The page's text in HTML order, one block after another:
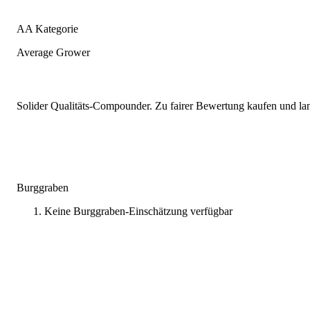
AA Kategorie
Average Grower
Solider Qualitäts-Compounder. Zu fairer Bewertung kaufen und
Burggraben
Keine Burggraben-Einschätzung verfügbar